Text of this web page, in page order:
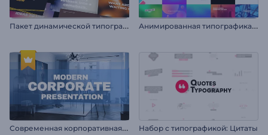
П
акет динамической типографики А
нимированная типографика: Цветомания
С
овременная корпоративная презентация Набор с типографикой: Цитаты